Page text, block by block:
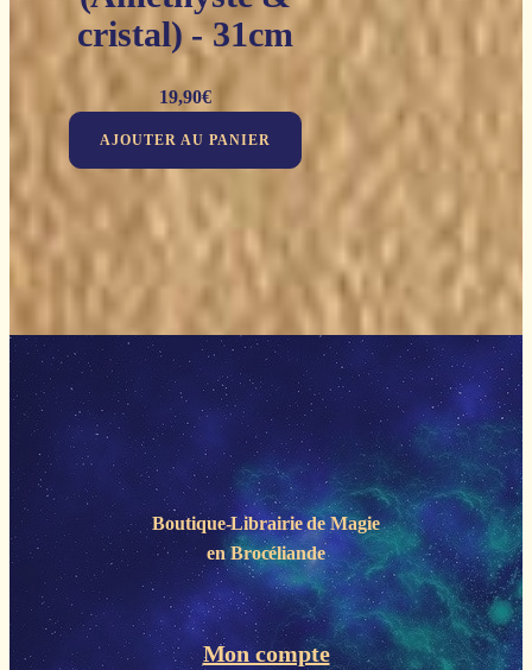
cristal) - 31cm
19,90€
AJOUTER AU PANIER
Boutique-Librairie deMagie
en Brocéliande
Mon compte